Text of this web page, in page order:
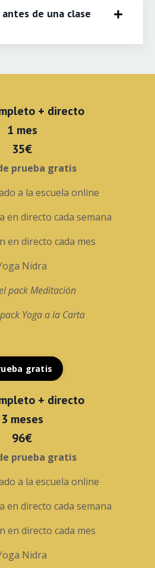
antes de una clase
+ directo
1 mes
35€
prueba gratis
a la escuela online
en directo cada semana
en directo cada mes
Nidra
pack Meditación
Yoga a la Carta
gratis
+ directo
3 meses
96€
prueba gratis
a la escuela online
en directo cada semana
en directo cada mes
Nidra